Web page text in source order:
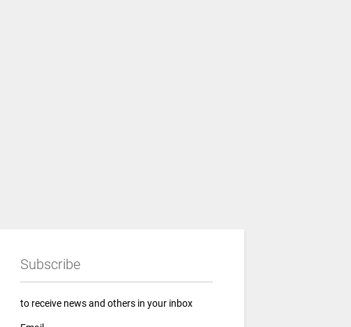
Subscribe
to receive news and others in your inbox